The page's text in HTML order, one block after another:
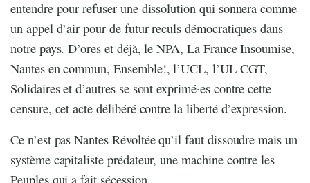
entendre pour refuser une dissolution qui sonnera comme
un appel d’air pour de futur reculs démocratiques dans
notre pays. D’ores et déjà, le NPA, La France Insoumise,
Nantes en commun, Ensemble!, l’UCL, l’UL CGT,
Solidaires et d’autres se sont exprimé·es contre cette
censure, cet acte délibéré contre la liberté d’expression.
Ce n’est pas Nantes Révoltée qu’il faut dissoudre mais un
système capitaliste prédateur, une machine contre les
Peuples qui a fait sécession.